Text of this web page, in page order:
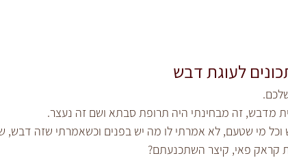
לעוגת דבש
מדבש, זה מבחינתי היה תרופת סבתא ושם זה נעצר.
מי שטעם, לא אמרתי לו מה יש בפנים וכשאמרתי שזה דבש,
קראק פאי, קיצר השתכנעתם?